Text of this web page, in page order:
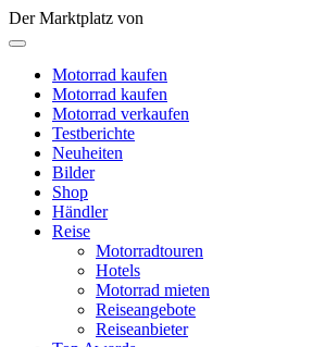
Der Marktplatz von
Motorrad kaufen
Motorrad kaufen
Motorrad verkaufen
Testberichte
Neuheiten
Bilder
Shop
Händler
Reise
Motorradtouren
Hotels
Motorrad mieten
Reiseangebote
Reiseanbieter